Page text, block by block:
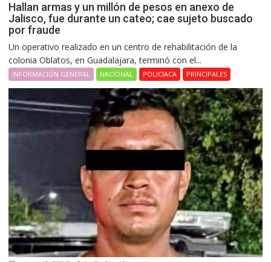
Hallan armas y un millón de pesos en anexo de
Jalisco, fue durante un cateo; cae sujeto buscado
por fraude
Un operativo realizado en un centro de rehabilitación de la
colonia Oblatos, en Guadalajara, terminó con el...
INFORMACIÓN GENERAL NACIONAL POLICIACA PRINCIPALES